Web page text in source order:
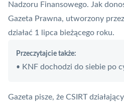
Nadzoru Finansowego. Jak
Gazeta Prawna, utworzony przez
działać 1 lipca bieżącego roku.
Przeczytajcie także:
• KNF dochodzi do siebie po
Gazeta pisze, że CSIRT